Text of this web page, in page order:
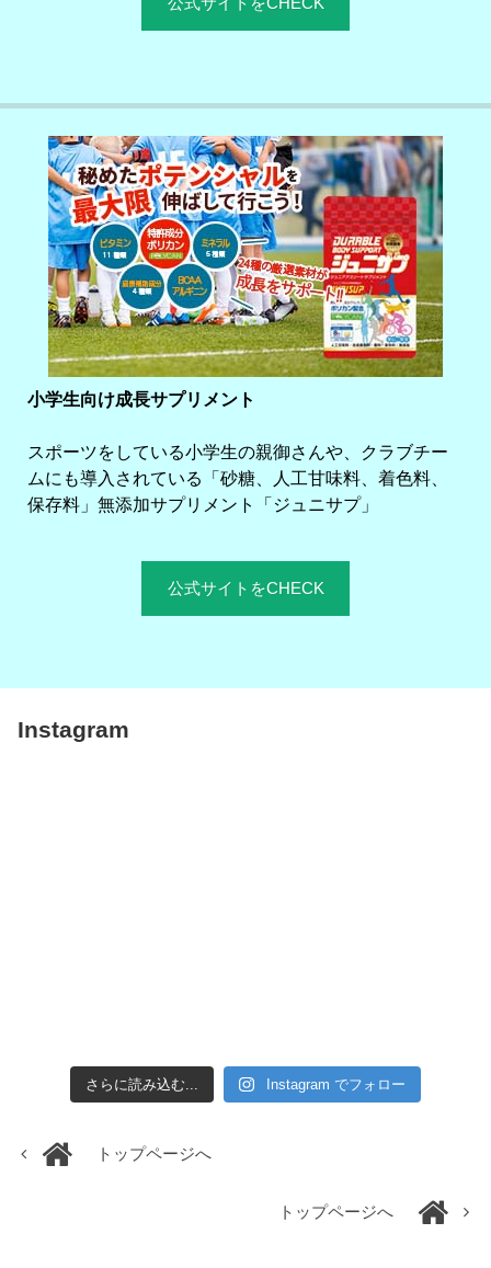
小学生向け成長サプリメント
スポーツをしている小学生の親御さんや、クラブチー
ムにも導入されている「砂糖、人工甘味料、着色料、
保存料」無添加サプリメント「ジュニサプ」
公式サイトをCHECK
Instagram
さらに読み込む... Instagram でフォロー
トップページへ
トップページへ